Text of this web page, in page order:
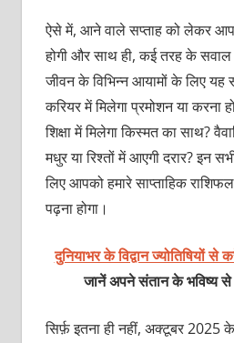
ऐसे में, आने वाले सप्ताह को लेकर
होगी और साथ ही, कई तरह के
जीवन के विभिन्न आयामों के लिए यह
करियर में मिलेगा प्रमोशन या करना
शिक्षा में मिलेगा किस्मत का साथ?
मधुर या रिश्तों में आएगी दरार? इन
लिए आपको हमारे साप्ताहिक
पढ़ना होगा।
दुनियाभर के विद्वान ज्योतिषियों
जानें अपने संतान के भविष्य से
सिर्फ़ इतना ही नहीं, अक्टूबर 2025